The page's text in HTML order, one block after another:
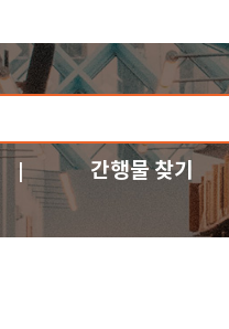
간행물 찾기